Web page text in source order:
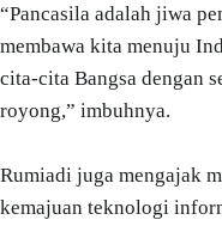
“Pancasila adalah jiwa
membawa kita menuju
cita-cita Bangsa dengan
royong,” imbuhnya.
Rumiadi juga mengajak
kemajuan teknologi